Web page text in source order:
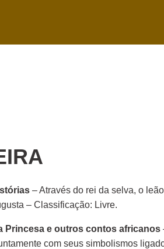
– Através do rei da selva, o
– Classificação: Livre.
Princesa e outros contos africanos
com seus simbolismos